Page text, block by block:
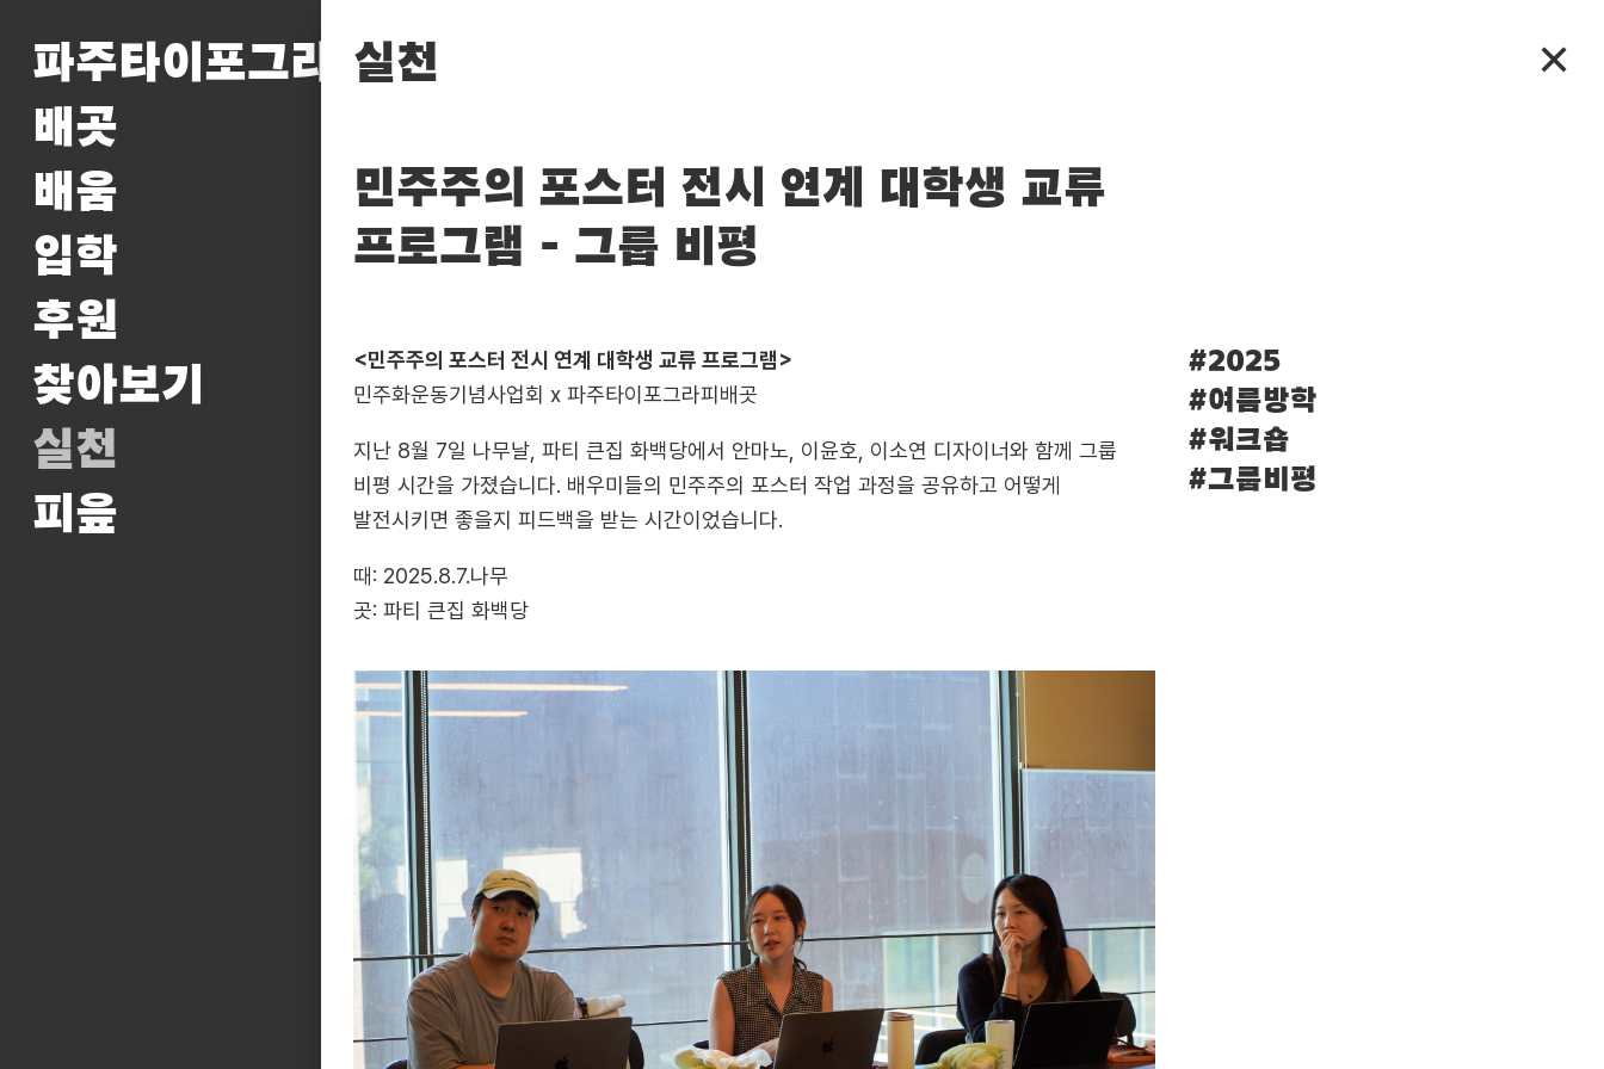
파주타이포그라피배곳
배곳
배움
입학
후원
찾아보기
실천
피읖
실천 ✕
민주주의 포스터 전시 연계 대학생 교류
프로그램 - 그룹 비평
<민주주의 포스터 전시 연계 대학생 교류 프로그램>
민주화운동기념사업회 x 파주타이포그라피배곳
지난 8월 7일 나무날, 파티 큰집 화백당에서 안마노, 이윤호, 이소연 디자이너와 함께 그룹
비평 시간을 가졌습니다. 배우미들의 민주주의 포스터 작업 과정을 공유하고 어떻게
발전시키면 좋을지 피드백을 받는 시간이었습니다.
때: 2025.8.7.나무
곳: 파티 큰집 화백당
#2025
#여름방학
#워크숍
#그룹비평